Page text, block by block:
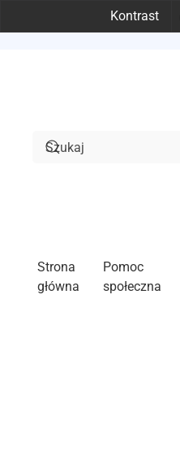
Kontrast
Strona
główna
Pomoc
społeczna